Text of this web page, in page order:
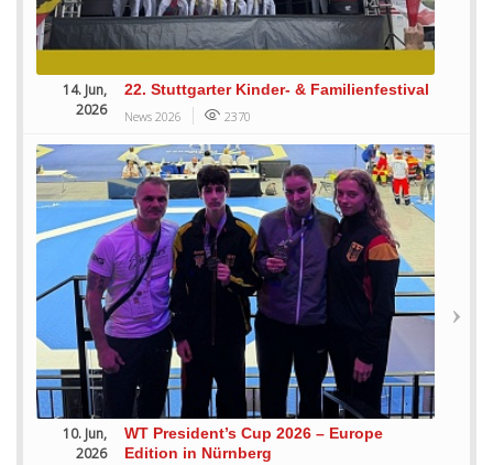
14. Jun,
2026
22. Stuttgarter Kinder- & Familienfestival
News 2026 2370
10. Jun,
2026
WT President’s Cup 2026 – Europe
Edition in Nürnberg